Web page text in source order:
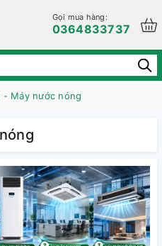
Gọi mua hàng:
0364833737
- Máy nước nóng